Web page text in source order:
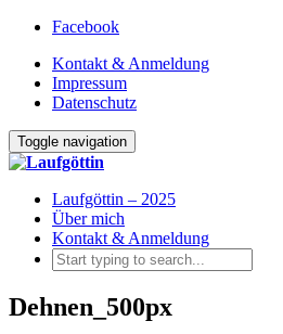
Facebook
Kontakt & Anmeldung
Impressum
Datenschutz
Toggle navigation
Laufgöttin – 2025
Über mich
Kontakt & Anmeldung
Dehnen_500px